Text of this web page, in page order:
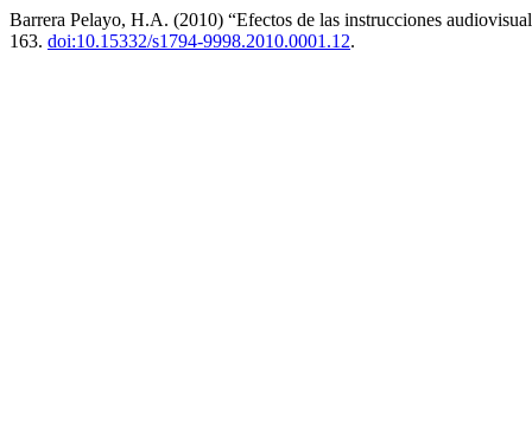
Barrera Pelayo, H.A. (2010) “Efectos de las instrucciones
163. doi:10.15332/s1794-9998.2010.0001.12.